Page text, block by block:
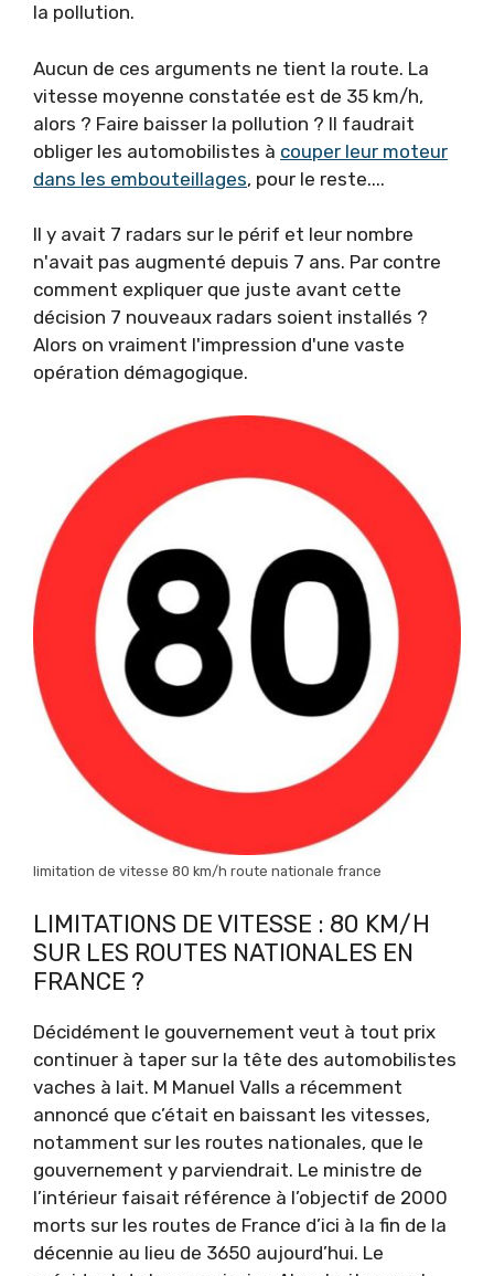
la pollution.
Aucun de ces arguments ne tient la route. La
vitesse moyenne constatée est de 35 km/h,
alors ? Faire baisser la pollution ? Il faudrait
obliger les automobilistes à couper leur moteur
dans les embouteillages, pour le reste....
Il y avait 7 radars sur le périf et leur nombre
n'avait pas augmenté depuis 7 ans. Par contre
comment expliquer que juste avant cette
décision 7 nouveaux radars soient installés ?
Alors on vraiment l'impression d'une vaste
opération démagogique.
limitation de vitesse 80 km/h route nationale france
LIMITATIONS DE VITESSE : 80 KM/H
SUR LES ROUTES NATIONALES EN
FRANCE ?
Décidément le gouvernement veut à tout prix
continuer à taper sur la tête des automobilistes
vaches à lait. M Manuel Valls a récemment
annoncé que c’était en baissant les vitesses,
notamment sur les routes nationales, que le
gouvernement y parviendrait. Le ministre de
l’intérieur faisait référence à l’objectif de 2000
morts sur les routes de France d’ici à la fin de la
décennie au lieu de 3650 aujourd’hui. Le